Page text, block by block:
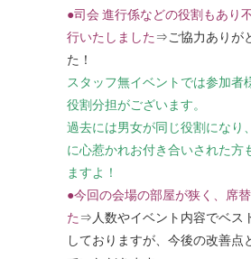
●司会 進行係などの役割もあり
行いたしました ⇒ご協力ありが
た！
スタッフ無イベントでは参加者
役割分担がございます。
過去には男女が同じ役割になり
に心惹かれお付き合いされた方
ますよ！
●今回の会場の部屋が狭く、席
た ⇒人数やイベント内容でベス
しておりますが、今後の改善点